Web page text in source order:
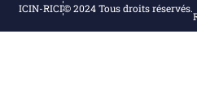
ICIN-RICI© 2024 Tous droits réservés.